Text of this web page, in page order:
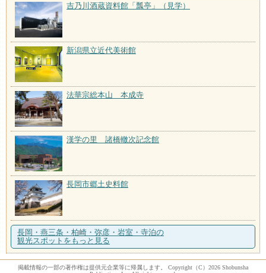
吉乃川酒蔵資料館「瓢亭」（見学）
新潟県立近代美術館
法華宗総本山 本成寺
漢学の里 諸橋轍次記念館
長岡市郷土史料館
長岡・燕三条・柏崎・弥彦・岩室・寺泊の
観光スポットをもっと見る
掲載情報の一部の著作権は提供元企業等に帰属します。 Copyright（C）2026 Shobunsha